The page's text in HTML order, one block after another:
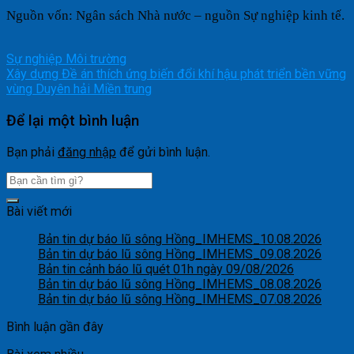
Nguồn vốn: Ngân sách Nhà nước – nguồn Sựnghiệp kinh tế.
Sự nghiệp Môi trường
Xây dựng Đề án thích ứng biến đổi khí hậu phát triển bền vững
vùng Duyên hải Miền trung
Để lại một bình luận
Bạn phải đăng nhập để gửi bình luận.
Bài viết mới
Bản tin dự báo lũ sông Hồng_IMHEMS_10.08.2026
Bản tin dự báo lũ sông Hồng_IMHEMS_09.08.2026
Bản tin cảnh báo lũ quét 01h ngày 09/08/2026
Bản tin dự báo lũ sông Hồng_IMHEMS_08.08.2026
Bản tin dự báo lũ sông Hồng_IMHEMS_07.08.2026
Bình luận gần đây